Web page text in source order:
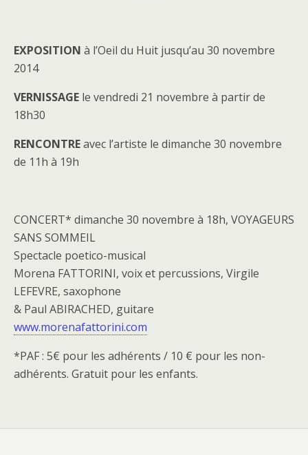
EXPOSITION à l’Oeil du Huit jusqu’au 30 novembre
2014
VERNISSAGE le vendredi 21 novembre à partir de
18h30
RENCONTREavec l’artiste le dimanche 30 novembre
de 11h à 19h
CONCERT* dimanche 30 novembre à 18h, VOYAGEURS
SANS SOMMEIL
Spectacle poetico-musical
Morena FATTORINI, voix et percussions, Virgile
LEFEVRE, saxophone
& Paul ABIRACHED, guitare
www.morenafattorini.com
*PAF : 5€ pour les adhérents / 10 € pour les non-
adhérents. Gratuit pour les enfants.